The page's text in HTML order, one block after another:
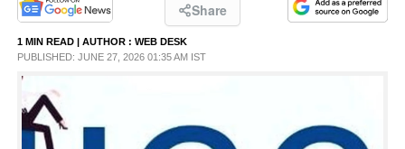
PHOTOS
SPIRITUAL
Share
1 MIN READ | AUTHOR : WEB DESK
PUBLISHED: JUNE 27, 2026 01:35 AM IST